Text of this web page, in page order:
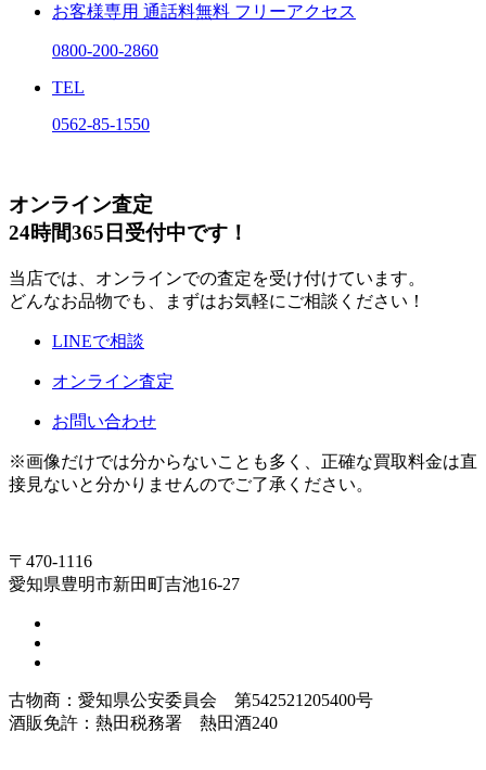
お客様専用 通話料無料 フリーアクセス
0800-200-2860
TEL
0562-85-1550
オンライン査定
24時間365日受付中です！
当店では、オンラインでの査定を受け付けています。
どんなお品物でも、まずはお気軽にご相談ください！
LINEで相談
オンライン査定
お問い合わせ
※画像だけでは分からないことも多く、正確な買取料金は直
接見ないと分かりませんのでご了承ください。
〒470-1116
愛知県豊明市新田町吉池16-27
古物商：愛知県公安委員会 第542521205400号
酒販免許：熱田税務署 熱田酒240